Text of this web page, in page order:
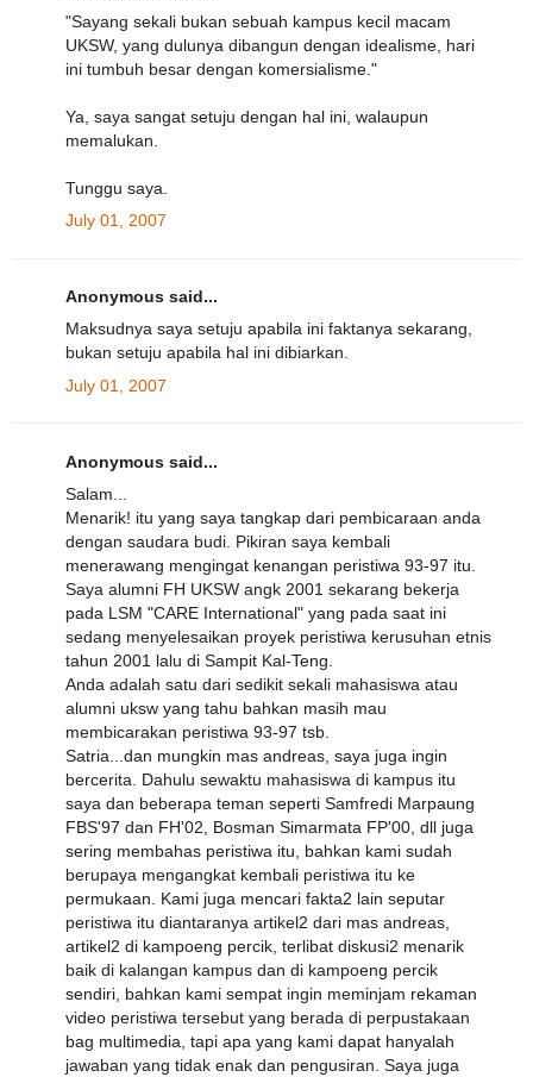
"Sayang sekali bukan sebuah kampus kecil macam
UKSW, yang dulunya dibangun dengan idealisme, hari
ini tumbuh besar dengan komersialisme."
Ya, saya sangat setuju dengan hal ini, walaupun
memalukan.
Tunggu saya.
July 01, 2007
Anonymous said...
Maksudnya saya setuju apabila ini faktanya sekarang,
bukan setuju apabila hal ini dibiarkan.
July 01, 2007
Anonymous said...
Salam...
Menarik! itu yang saya tangkap dari pembicaraan anda
dengan saudara budi. Pikiran saya kembali
menerawang mengingat kenangan peristiwa 93-97 itu.
Saya alumni FH UKSW angk 2001 sekarang bekerja
pada LSM "CARE International" yang pada saat ini
sedang menyelesaikan proyek peristiwa kerusuhan etnis
tahun 2001 lalu di Sampit Kal-Teng.
Anda adalah satu dari sedikit sekali mahasiswa atau
alumni uksw yang tahu bahkan masih mau
membicarakan peristiwa 93-97 tsb.
Satria...dan mungkin mas andreas, saya juga ingin
bercerita. Dahulu sewaktu mahasiswa di kampus itu
saya dan beberapa teman seperti Samfredi Marpaung
FBS'97 dan FH'02, Bosman Simarmata FP'00, dll juga
sering membahas peristiwa itu, bahkan kami sudah
berupaya mengangkat kembali peristiwa itu ke
permukaan. Kami juga mencari fakta2 lain seputar
peristiwa itu diantaranya artikel2 dari mas andreas,
artikel2 di kampoeng percik, terlibat diskusi2 menarik
baik di kalangan kampus dan di kampoeng percik
sendiri, bahkan kami sempat ingin meminjam rekaman
video peristiwa tersebut yang berada di perpustakaan
bag multimedia, tapi apa yang kami dapat hanyalah
jawaban yang tidak enak dan pengusiran. Saya juga